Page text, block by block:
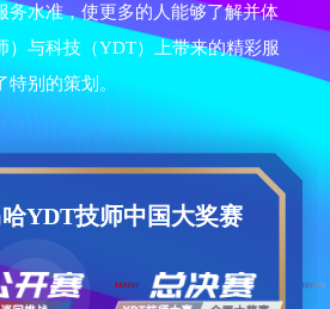
务水准，使更多的人能够了解并体
）与科技（YDT）上带来的精彩服
别的策划。
YDT技师中国大奖赛